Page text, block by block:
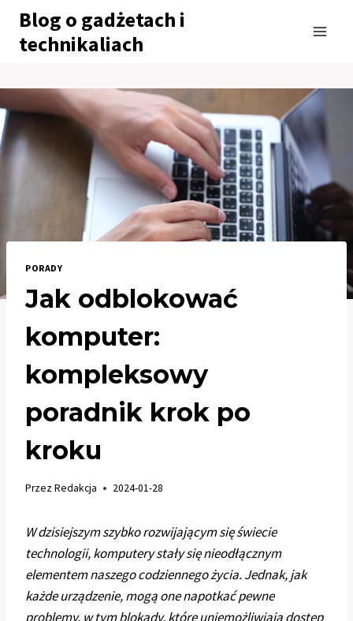
Przejdź
treści
Blog o gadżetach i
technikaliach
PORADY
Jak odblokować
komputer:
kompleksowy
poradnik krok po
kroku
PrzezRedakcja 2024-01-28
W dzisiejszym szybko rozwijającym się świecie
technologii, komputery stały się nieodłącznym
elementem naszego codziennego życia. Jednak, jak
każde urządzenie, mogą one napotkać pewne
problemy, w tym blokady, które uniemożliwiają dostęp